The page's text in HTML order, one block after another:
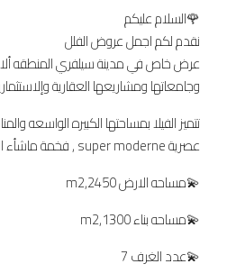
🌹السلام عليكم
نقدم لكم اجمل عروض الفلل
عرض خاص في مدينة سيلفري المنطقه
وجامعاتها ومشاريعها العقارية
تتميز الفيلا بمساحتها الكبيره الواسعه
عصرية super moderne , فخمة ماشأء الله
💫مساحه الارض 2450,m2
💫مساحه بناء 1300,m2
💫عدد الغرف 7